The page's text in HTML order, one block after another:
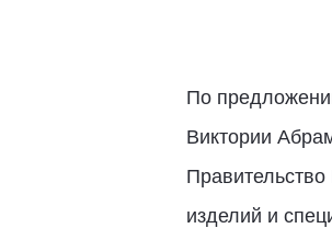
По
Виктории
изделий и